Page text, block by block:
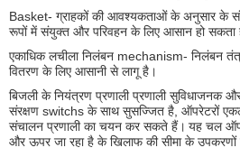
Basket- ग्राहकों की आवश्यकताओं के अनुसार के
रूपों में संयुक्त और परिवहन के लिए आसान हो सकता
एकाधिक लचीला निलंबन mechanism- निलंबन
वितरण के लिए आसानी से लागू है।
बिजली के नियंत्रण प्रणाली प्रणाली सुविधाजनक
संरक्षण switchs के साथ सुसज्जित है, ऑपरेटरों
संचालन प्रणाली का चयन कर सकते हैं। यह चल
और ऊपर जा रहा है के खिलाफ की सीमा के